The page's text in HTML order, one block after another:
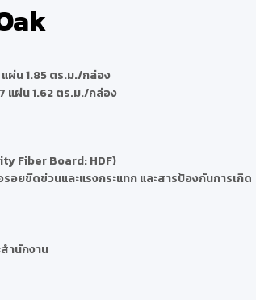
ผ่น 1.85 ตร.ม./กล่อง
แผ่น 1.62 ตร.ม./กล่อง
Fiber Board: HDF)
อยขีดข่วนและแรงกระแทก และสารป้องกันการเกิด
ำนักงาน